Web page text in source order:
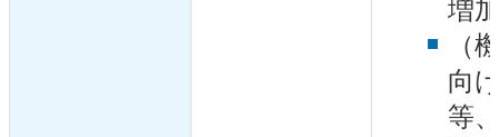
増
（
向
等